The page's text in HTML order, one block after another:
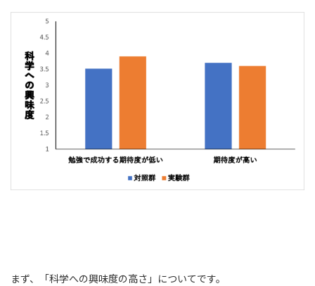
まず、「科学への興味度の高さ」についてです。